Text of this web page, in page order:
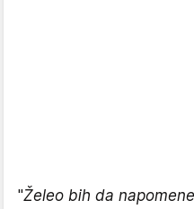
"Želeo bih da